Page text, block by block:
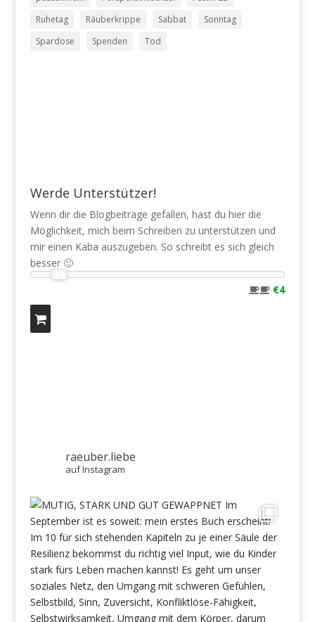
Ruhetag
Räuberkrippe Sabbat
Sonntag
Spardose
Spenden Tod
Werde Unterstützer!
Wenn dir die Blogbeiträge gefallen, hast du hier die
Möglichkeit, mich beim Schreiben zu unterstützen und
mir einen Kaba auszugeben. So schreibt es sich gleich
besser 🙂
€4
raeuber.liebe
auf Instagram